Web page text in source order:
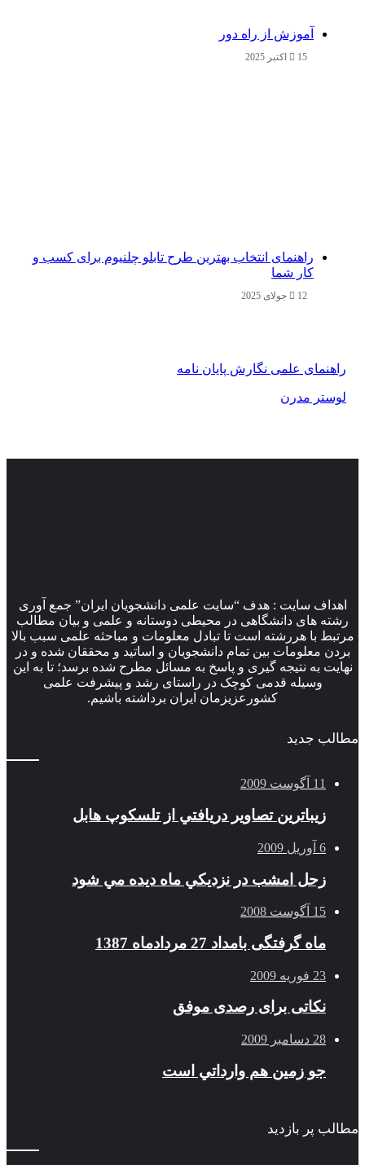
آموزش از راه دور
15 اکتبر 2025
راهنمای انتخاب بهترین طرح تابلو چلنیوم برای کسب و
کار شما
12 جولای 2025
راهنمای علمی نگارش پایان نامه
لوستر مدرن
اهداف سایت : هدف “سایت علمی دانشجویان ایران” جمع آوری
رشته های دانشگاهی در محیطی دوستانه و علمی و بیان مطالب
مرتبط با هررشته است تا تبادل معلومات و مباحثه علمی سبب بالا
بردن معلومات بین تمام دانشجویان و اساتید و محققان شده و در
نهایت به نتیجه گیری و پاسخ به مسائل مطرح شده برسد؛ تا به این
وسیله قدمی کوچک در راستای رشد و پیشرفت علمی
کشورعزیزمان ایران برداشته باشیم.
مطالب جدید
11 آگوست 2009
زيباترين تصاوير دريافتي از تلسكوپ هابل
6 آوریل 2009
زحل امشب در نزديكي ماه ديده مي شود
15 آگوست 2008
ماه گرفتگی بامداد 27 مردادماه 1387
23 فوریه 2009
نکاتی برای رصدی موفق
28 دسامبر 2009
جو زمين هم وارداتي است
مطالب پر بازدید